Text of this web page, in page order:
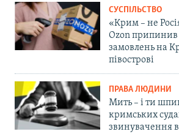
СУСПІЛЬСТВО
«Крим – не
Ozon
замовлень на
півострові
ПРАВА ЛЮДИНИ
Мить – і ти
кримських
звинувачення